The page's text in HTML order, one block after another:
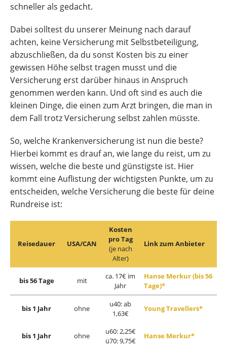
schneller als gedacht.
Dabei solltest du unserer Meinung nach darauf
achten, keine Versicherung mit Selbstbeteiligung,
abzuschließen, da du sonst Kosten bis zu einer
gewissen Höhe selbst tragen musst und die
Versicherung erst darüber hinaus in Anspruch
genommen werden kann. Und oft sind es auch die
kleinen Dinge, die einen zum Arzt bringen, die man in
dem Fall trotz Versicherung selbst zahlen müsste.
So, welche Krankenversicherung ist nun die beste?
Hierbei kommt es drauf an, wie lange du reist, um zu
wissen, welche die beste und günstigste ist. Hier
kommt eine Auflistung der wichtigsten Punkte, um zu
entscheiden, welche Versicherung die beste für deine
Rundreise ist:
Reisedauer USA/CAN
Kosten
pro Tag
(je nach
Alter)
Link zum Anbieter
bis 56 Tage mit
ca. 17€ im
Jahr
Hanse Merkur (bis 56
Tage)*
bis 1 Jahr ohne
u40: ab
1,63€
Young Travellers*
bis 1 Jahr ohne
u60: 2,25€
ü70: 9,75€
Hanse Merkur*